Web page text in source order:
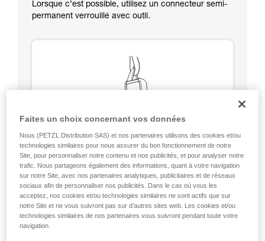
Lorsque c’est possible, utilisez un connecteur semi-
permanent verrouillé avec outil.
Faites un choix concernant vos données
Nous (PETZL Distribution SAS) et nos partenaires utilisons des cookies et/ou
technologies similaires pour nous assurer du bon fonctionnement de notre
Site, pour personnaliser notre contenu et nos publicités, et pour analyser notre
trafic. Nous partageons également des informations, quant à votre navigation
sur notre Site, avec nos partenaires analytiques, publicitaires et de réseaux
sociaux afin de personnaliser nos publicités. Dans le cas où vous les
acceptez, nos cookies et/ou technologies similaires ne sont actifs que sur
notre Site et ne vous suivront pas sur d’autres sites web. Les cookies et/ou
technologies similaires de nos partenaires vous suivront pendant toute votre
navigation.